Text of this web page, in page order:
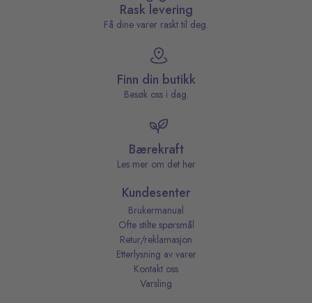
Rask levering
Få dine varer raskt til deg.
Finn din butikk
Besøk oss i dag.
Bærekraft
Les mer om det her
Kundesenter
Brukermanual
Ofte stilte spørsmål
Retur/reklamasjon
Etterlysning av varer
Kontakt oss
Varsling